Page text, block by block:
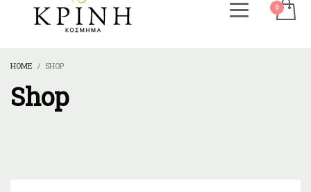
HOME SHOP
Shop